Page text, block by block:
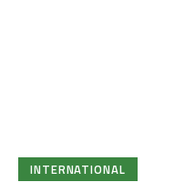
INTERNATIONAL